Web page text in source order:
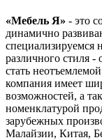
«Мебель Я» - это
динамично
специализируемся
различного стиля -
стать
компания имеет
возможностей, а
номенклатурой
зарубежных
Малайзии, Китая,